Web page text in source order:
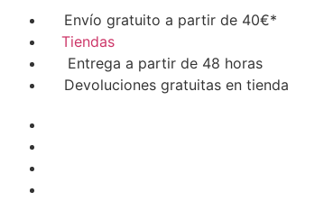
Envío gratuito a partir de 40€*
Tiendas
Entrega a partir de 48 horas
Devoluciones gratuitas en tienda